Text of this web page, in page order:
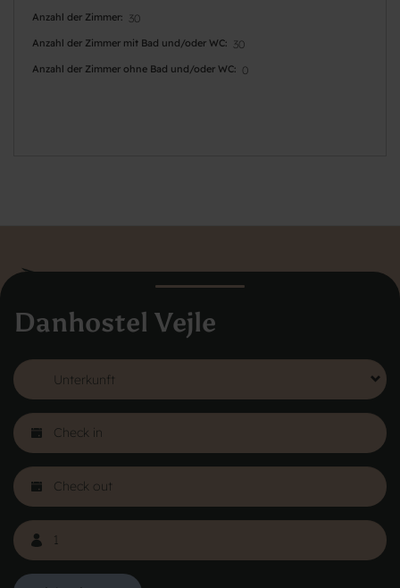
Danhostel Vejle
Anzahl der Zimmer 30
Anzahl der Zimmer mit Bad und/oder WC 30
Anzahl der Zimmer ohne Bad und/oder WC 0
Vodroffsvej 32
1900 Frederiksberg
Über Danhostel
Herbergen im Ausland
Haftungsausschluss
Die Organization
Galerie